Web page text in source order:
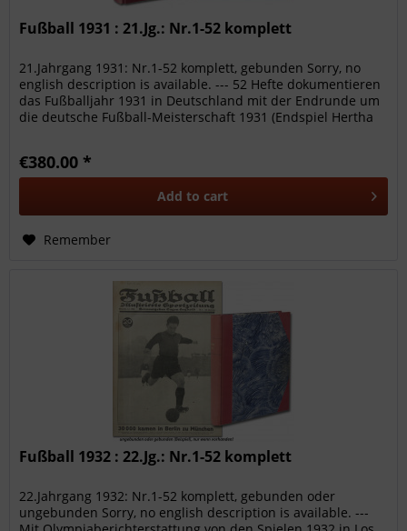
Fußball 1931 : 21.Jg.: Nr.1-52 komplett
21.Jahrgang 1931: Nr.1-52 komplett, gebunden Sorry, no
english description is available. --- 52 Hefte dokumentieren
das Fußballjahr 1931 in Deutschland mit der Endrunde um
die deutsche Fußball-Meisterschaft 1931 (Endspiel Hertha
€380.00 *
Add to cart
Remember
Fußball 1932 : 22.Jg.: Nr.1-52 komplett
22.Jahrgang 1932: Nr.1-52 komplett, gebunden oder
ungebunden Sorry, no english description is available. ---